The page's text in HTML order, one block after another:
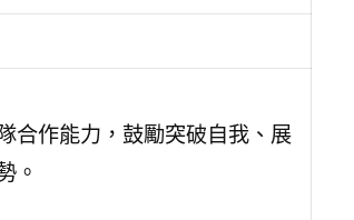
合作能力，鼓勵突破自我、展
。